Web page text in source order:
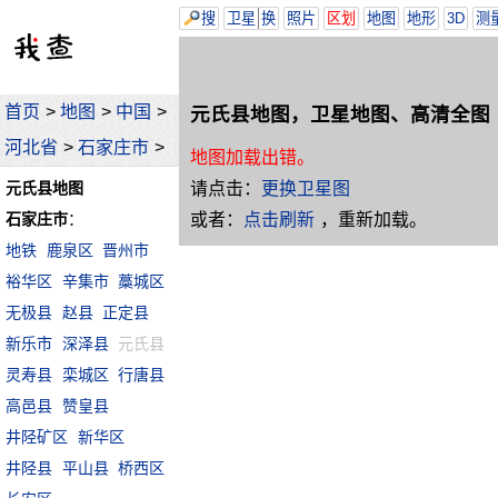
首页 > 地图 > 中国 >
河北省 > 石家庄市 >
元氏县地图
石家庄市：
地铁
鹿泉区 晋州市
裕华区
辛集市 藁城区
无极县 赵县 正定县
新乐市 深泽县 元氏县
灵寿县 栾城区 行唐县
高邑县 赞皇县
井陉矿区
新华区
井陉县 平山县 桥西区
搜 卫星 换 照片 区划 地图 地形 3D 测
元氏县地图，卫星地图、高清全图
地图加载出错。
请点击：
更换卫星图
或者：
点击刷新 ，重新加载。